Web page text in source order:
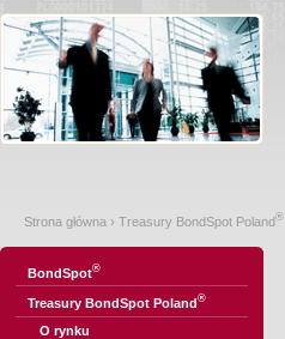
Strona główna › Treasury BondSpot Poland®
BondSpot®
Treasury BondSpot Poland®
O rynku